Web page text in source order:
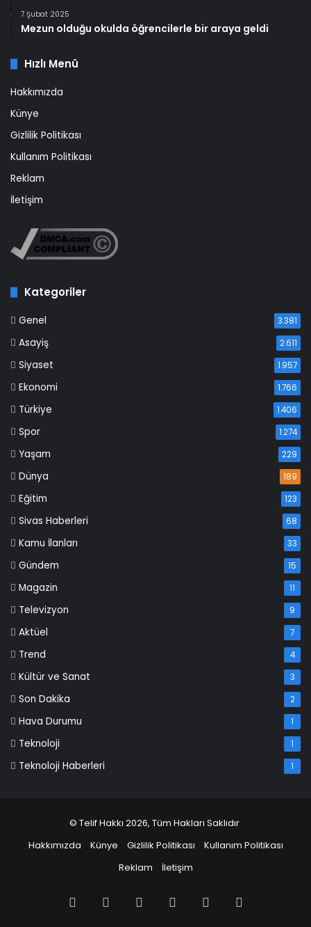
7 Şubat 2025
Mezun olduğu okulda öğrencilerle bir araya geldi
Hızlı Menü
Hakkımızda
Künye
Gizlilik Politikası
Kullanım Politikası
Reklam
İletişim
Kategoriler
Genel 3.381
Asayiş 2.611
Siyaset 1.957
Ekonomi 1.766
Türkiye 1.406
Spor 1.274
Yaşam 229
Dünya 189
Eğitim 123
Sivas Haberleri 68
Kamu İlanları 33
Gündem 15
Magazin 11
Televizyon 9
Aktüel 7
Trend 4
Kültür ve Sanat 3
Son Dakika 2
Hava Durumu 1
Teknoloji 1
Teknoloji Haberleri 1
© Telif Hakkı 2026, Tüm Hakları Saklıdır
Hakkımızda
Künye Gizlilik Politikası
Kullanım Politikası
Reklam
İletişim
Facebook PinterestLinkedInYouTube